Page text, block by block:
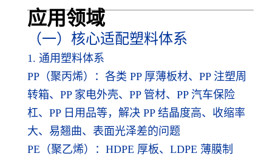
应用领域
（一）核心适配塑料体系
1. 通用塑料体系
PP（聚丙烯）：各类 PP 厚薄板材、PP 注塑周
转箱、PP 家电外壳、PP 管材、PP 汽车保险
杠、PP 日用品等，解决 PP 结晶度高、收缩率
大、易翘曲、表面光泽差的问题
PE（聚乙烯）：HDPE 厚板、LDPE 薄膜制